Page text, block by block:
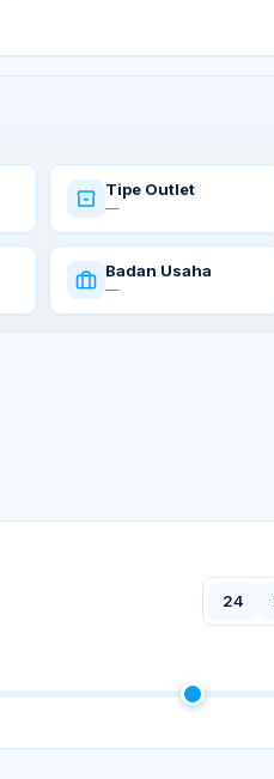
Tipe Outlet
—
Badan Usaha
—
24